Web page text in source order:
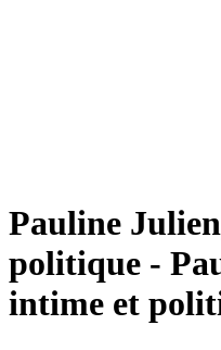
Pauline
politique -
intime et